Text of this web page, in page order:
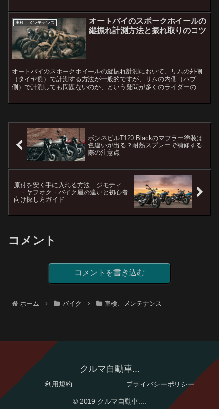
車検、メンテナンス
オートバイのスポークホイールの
縦振れ計測方法と振れ取りのコツ
オートバイのスポークホイールの縦振れ計測において、リムの外側
（タイヤ側）で計測する方法が一般的ですが、リムの内側（ハブ
側）で計測しても問題ないのか、という疑問が多くのライダーの間
と、...
ボンネビルT120 Blackのマフラー塗装は
色違いが出る？耐熱スプレーで補修する
際の注意点
原付を安く手に入れる方法｜ジモティ
ー・ヤフオク・バイク屋の違いと初心者
向け探し方ガイド
コメント
コメントを書き込む
ホーム バイク 車検、メンテナンス
クルマ自動車...
利用規約 プライバシーポリシー
© 2019 クルマ自動車....